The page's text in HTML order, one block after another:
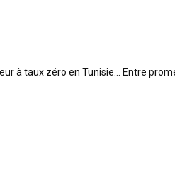
à taux zéro en Tunisie… Entre